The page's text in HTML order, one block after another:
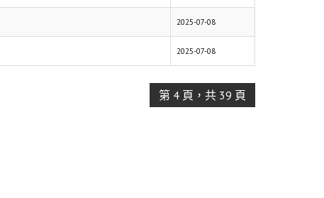
2025-07-08
2025-07-08
第 4 頁，共 39 頁